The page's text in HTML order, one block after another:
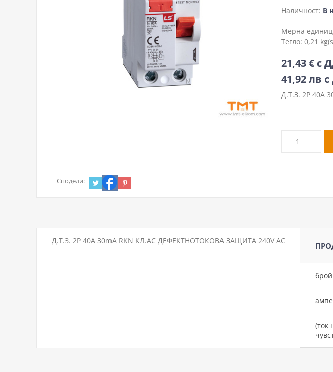
Наличност: В
Мерна
Тегло:0,21
21,43 € с
41,92 лв
Д.Т.З. 2P 40A
Сподели:
Д.Т.З. 2P 40A 30mA RKN КЛ.AC ДЕФЕКТНОТОКОВА ЗАЩИТА 240V AC
(ток